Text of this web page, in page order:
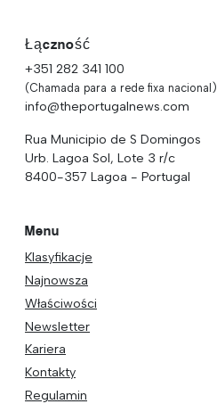
Łączność
+351 282 341 100
(Chamada para a rede fixa nacional)
info@theportugalnews.com
Rua Municipio de S Domingos
Urb. Lagoa Sol, Lote 3 r/c
8400-357 Lagoa - Portugal
Menu
Klasyfikacje
Najnowsza
Właściwości
Newsletter
Kariera
Kontakty
Regulamin